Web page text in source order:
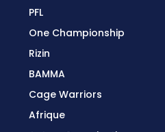
PFL
One Championship
Rizin
BAMMA
Cage Warriors
Afrique